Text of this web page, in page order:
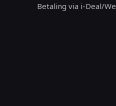
Betaling via i-Deal/